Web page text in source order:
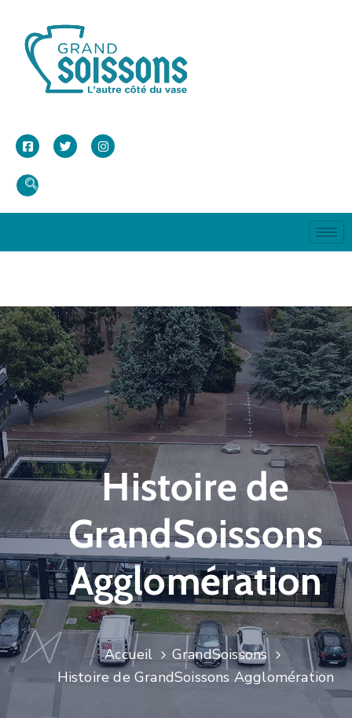
Histoire de
GrandSoissons
Agglomération
Accueil
GrandSoissons
Histoire de GrandSoissons Agglomération